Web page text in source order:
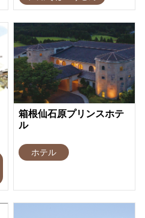
箱根仙石原プリンスホテ
ル
ホテル